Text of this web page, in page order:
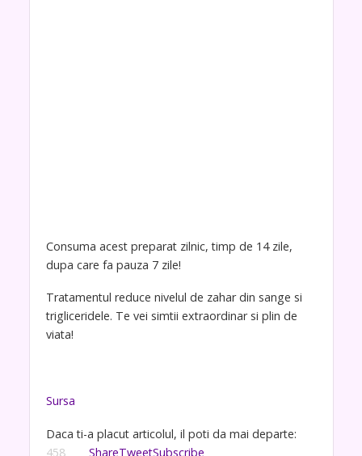
Consuma acest preparat zilnic, timp de 14 zile,
dupa care fa pauza 7 zile!
Tratamentul reduce nivelul de zahar din sange si
trigliceridele. Te vei simtii extraordinar si plin de
viata!
Sursa
Daca ti-a placut articolul, il poti da mai departe:
458
ShareTweetSubscribe